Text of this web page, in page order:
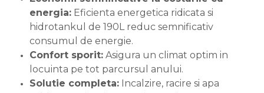
energia: Eficienta energetica ridicata si
hidrotankul de 190L reduc semnificativ
consumul de energie.
Confort sporit: Asigura un climat optim in
locuinta pe tot parcursul anului.
Solutie completa: Incalzire, racire si apa